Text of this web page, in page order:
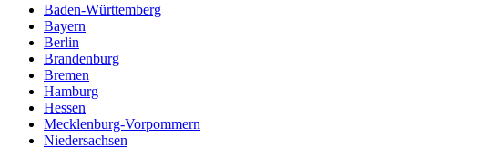
Baden-Württemberg
Bayern
Berlin
Brandenburg
Bremen
Hamburg
Hessen
Mecklenburg-Vorpommern
Niedersachsen